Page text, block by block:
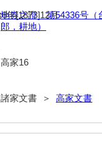
文書（防府市）
文書
文書
文書
地券之證 第54336号（
郎，耕地）
高家16
諸家文書 ＞ 高家文書
年[1873]12月